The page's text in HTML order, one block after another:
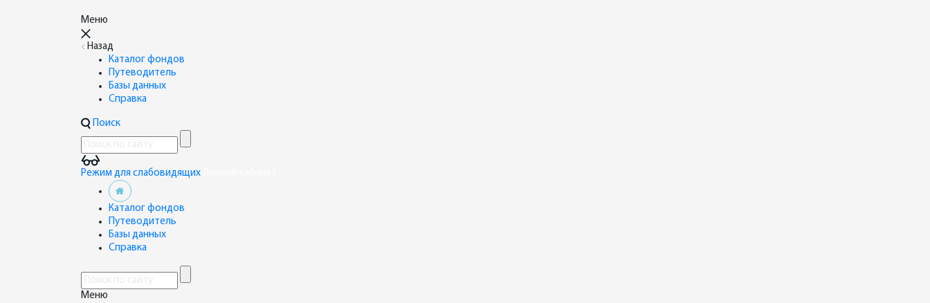
Меню
Назад
Каталог фондов
Путеводитель
Базы данных
Справка
Поиск
Режим для слабовидящих
Каталог фондов
Путеводитель
Базы данных
Справка
Меню